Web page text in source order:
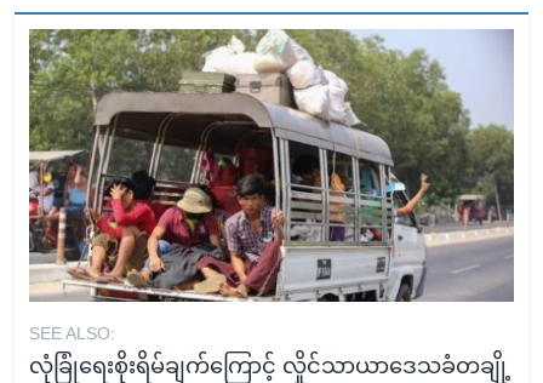
SEE ALSO:
လုံခြုံရေးစိုးရိမ်ချက်ကြောင့် လှိုင်သာယာဒေသခံတချို့